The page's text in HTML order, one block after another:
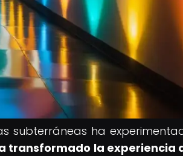
subterráneas ha
transformado la experiencia